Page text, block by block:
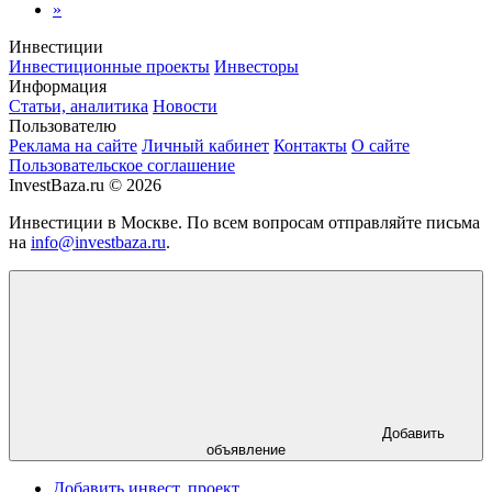
»
Инвестиции
Инвестиционные проекты Инвесторы
Информация
Статьи, аналитика Новости
Пользователю
Реклама на сайте Личный кабинет Контакты О сайте
Пользовательское соглашение
InvestBaza.ru © 2026
Инвестиции в Москве. По всем вопросам отправляйте письма
на info@investbaza.ru.
Добавить
объявление
Добавить инвест. проект